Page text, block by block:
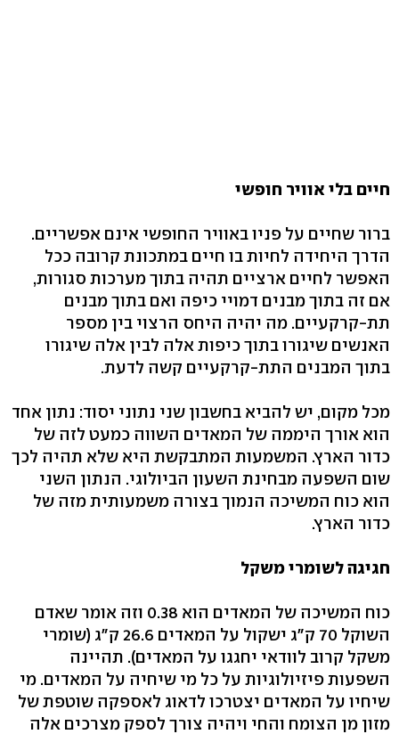
חיים בלי אוויר חופשי
ברור שחיים על פניו באוויר החופשי אינם אפשריים.
הדרך היחידה לחיות בו חיים במתכונת קרובה ככל
האפשר לחיים ארציים תהיה בתוך מערכות סגורות,
אם זה בתוך מבנים דמויי כיפה ואם בתוך מבנים
תת-קרקעיים. מה יהיה היחס הרצוי בין מספר
האנשים שיגורו בתוך כיפות אלה לבין אלה שיגורו
בתוך המבנים התת-קרקעיים קשה לדעת.
מכל מקום, יש להביא בחשבון שני נתוני יסוד: נתון אחד
הוא אורך היממה של המאדים השווה כמעט לזה של
כדור הארץ. המשמעות המתבקשת היא שלא תהיה לכך
שום השפעה מבחינת השעון הביולוגי. הנתון השני
הוא כוח המשיכה הנמוך בצורה משמעותית מזה של
כדור הארץ.
חגיגה לשומרי משקל
כוח המשיכה של המאדים הוא 0.38 וזה אומר שאדם
השוקל 70 ק"ג ישקול על המאדים 26.6 ק"ג (שומרי
משקל קרוב לוודאי יחגגו על המאדים). תהיינה
השפעות פיזיולוגיות על כל מי שיחיה על המאדים. מי
שיחיו על המאדים יצטרכו לדאוג לאספקה שוטפת של
מזון מן הצומח והחי ויהיה צורך לספק מצרכים אלה